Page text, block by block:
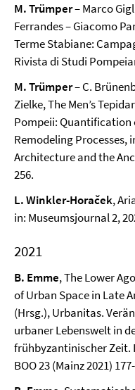
M. Trümper– Marco
Ferrandes – Giacomo
Terme Stabiane:
Rivista di Studi
M. Trümper– C.
Zielke, The Men’s
Pompeii:
Remodeling Processes,
Architecture and the
256.
L. Winkler-Horaček,
in: Museumsjournal 2,
2021
B. Emme, The Lower
of Urban Space in Late
(Hrsg.), Urbanitas.
urbaner Lebenswelt in
frühbyzantinischer Zeit.
BOO 23 (Mainz 2021)